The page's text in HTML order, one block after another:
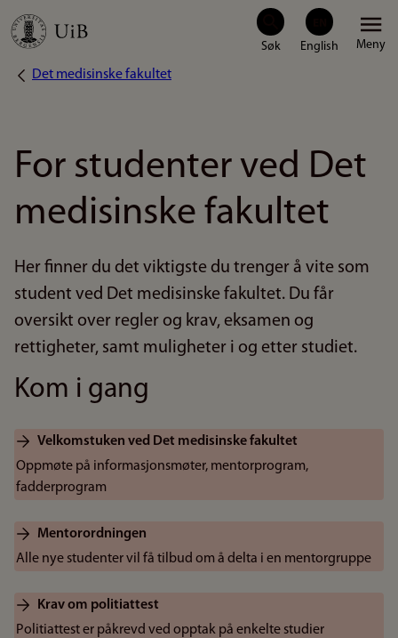
Hopp
Meny
Navigasjonssti
Det medisinske fakultet
For studenter ved Det
medisinske fakultet
Her finner du det viktigste du trenger å vite som
student ved Det medisinske fakultet. Du får
oversikt over regler og krav, eksamen og
rettigheter, samt muligheter i og etter studiet.
Kom i gang
Velkomstuken ved Det medisinske fakultet
Oppmøte på informasjonsmøter, mentorprogram,
fadderprogram
Mentorordningen
Alle nye studenter vil få tilbud om å delta i en mentorgruppe
Krav om politiattest
Politiattest er påkrevd ved opptak på enkelte studier